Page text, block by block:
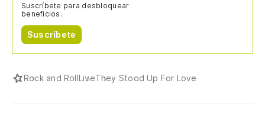
Suscríbete para desbloquear
beneficios.
Suscríbete
Rock and RollLiveThey Stood Up For Love